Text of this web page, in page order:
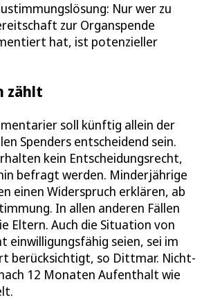
Nur wer zu
zur Organspende
hat, ist potenzieller
zählt
soll künftig allein der
Spenders entscheidend sein.
kein Entscheidungsrecht,
befragt werden. Minderjährige
einen Widerspruch erklären, ab
In allen anderen Fällen
Eltern. Auch die Situation von
einwilligungsfähig seien, sei im
berücksichtigt, so Dittmar. Nicht-
12 Monaten Aufenthalt wie